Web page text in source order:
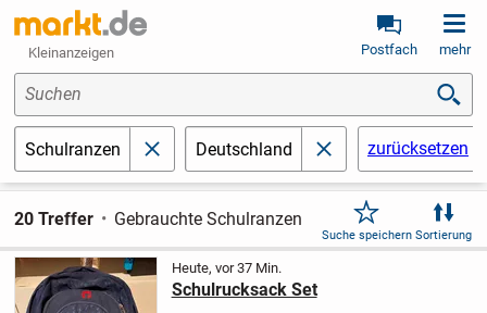
Kleinanzeigen Postfach mehr
Suchen
Schulranzen schließenDeutschland schließenzurücksetzen
20 Treffer Gebrauchte Schulranzen
Suche speichern Sortierung
Heute, vor 37 Min.
Schulrucksack Set